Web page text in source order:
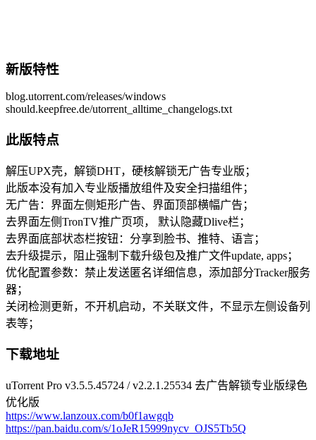
新版特性
blog.utorrent.com/releases/windows
should.keepfree.de/utorrent_alltime_changelogs.txt
此版特点
解压UPX壳，解锁DHT，硬核解锁无广告专业版；
此版本没有加入专业版播放组件及安全扫描组件；
无广告：界面左侧矩形广告、界面顶部横幅广告；
去界面左侧TronTV推广页项， 默认隐藏Dlive栏；
去界面底部状态栏按钮：分享到脸书、推特、语言；
去升级提示，阻止强制下载升级包及推广文件update, apps；
优化配置参数：禁止发送匿名详细信息，添加部分Tracker服务
器；
关闭检测更新，不开机启动，不关联文件，不显示左侧设备列
表等；
下载地址
uTorrent Pro v3.5.5.45724 / v2.2.1.25534 去广告解锁专业版绿色
优化版
https://www.lanzoux.com/b0f1awgqb
https://pan.baidu.com/s/1oJeR15999nycv_OJS5Tb5Q